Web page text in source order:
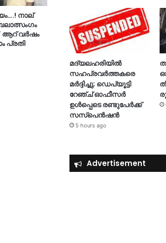
നാല്
ആറ് വർഷം
പ്രതി
മദ്യലഹരിയിൽ
സഹപ്രവർത്തകരെ
മർദ്ദിച്ചു; ഡെപ്യൂട്ടി
റേഞ്ച് ഓഫീസർ
ഉൾപ്പെടെ രണ്ടുപേർക്ക്
സസ്‌പെൻഷൻ
5 hours ago
Advertisement